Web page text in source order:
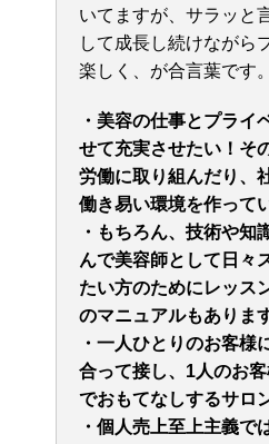
いてますが、サラッと
して成長し続けながら
楽しく、が合言葉です。
・美容の仕事とプライ
せて充実させたい！そ
労働に取り組んだり、
働き易い環境を作って
・もちろん、技術や知
んで美容師として日々
たい方のためにレッス
のマニュアルもあります
・一人ひとりのお客様
合って接し、 1人のお
でおもてなしするサロ
・個人売上至上主義で